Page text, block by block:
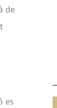
de
es